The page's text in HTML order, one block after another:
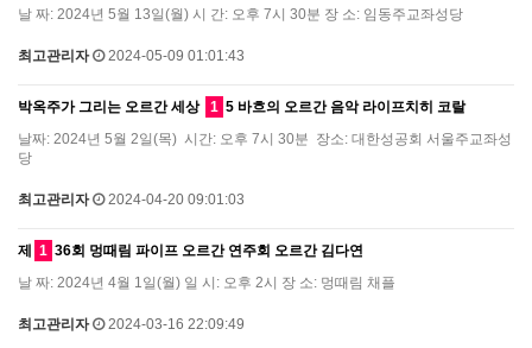
날 짜: 2024년 5월 13일(월) 시 간: 오후 7시 30분 장 소: 임동주교좌성당
최고관리자 2024-05-09 01:01:43
박옥주가 그리는 오르간 세상 1 5 바흐의 오르간 음악 라이프치히 코랄
날짜: 2024년 5월 2일(목) 시간: 오후 7시 30분 장소: 대한성공회 서울주교좌성
당
최고관리자 2024-04-20 09:01:03
제 1 36회 멍때림 파이프 오르간 연주회 오르간 김다연
날 짜: 2024년 4월 1일(월) 일 시: 오후 2시 장 소: 멍때림 채플
최고관리자 2024-03-16 22:09:49